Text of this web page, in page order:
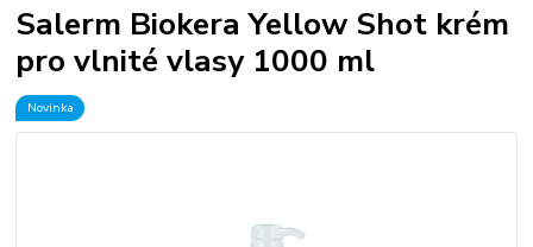
Salerm Biokera Yellow Shot krém
pro vlnité vlasy 1000 ml
Novinka